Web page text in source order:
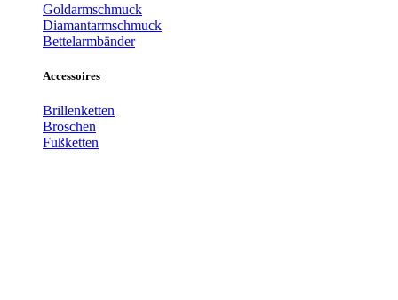
Goldarmschmuck
Diamantarmschmuck
Bettelarmbänder
Accessoires
Brillenketten
Broschen
Fußketten